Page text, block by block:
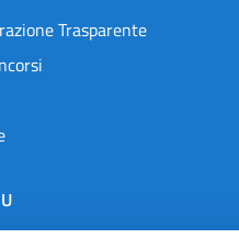
Trasparente